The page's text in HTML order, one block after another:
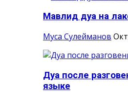
Мавлид дуа на
Муса Сулейманов
Дуа после
языке